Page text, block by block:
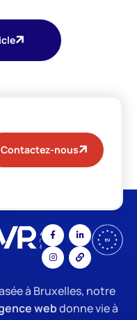
Contactez-nous
App
à Bruxelles, notre
webdonne vie à